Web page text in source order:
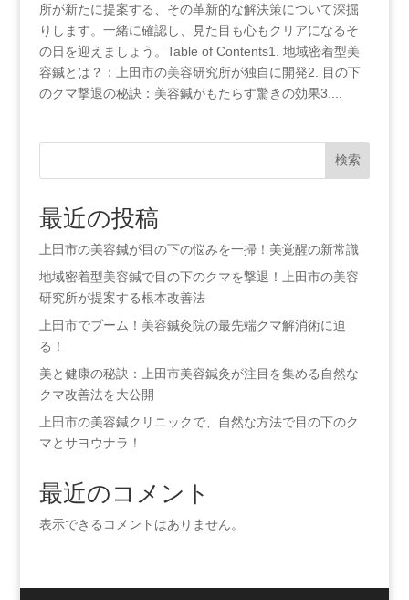
所が新たに提案する、その革新的な解決策について深掘
りします。一緒に確認し、見た目も心もクリアになるそ
の日を迎えましょう。Table of Contents1. 地域密着型美
容鍼とは？：上田市の美容研究所が独自に開発2. 目の下
のクマ撃退の秘訣：美容鍼がもたらす驚きの効果3....
検索
最近の投稿
上田市の美容鍼が目の下の悩みを一掃！美覚醒の新常識
地域密着型美容鍼で目の下のクマを撃退！上田市の美容
研究所が提案する根本改善法
上田市でブーム！美容鍼灸院の最先端クマ解消術に迫
る！
美と健康の秘訣：上田市美容鍼灸が注目を集める自然な
クマ改善法を大公開
上田市の美容鍼クリニックで、自然な方法で目の下のク
マとサヨウナラ！
最近のコメント
表示できるコメントはありません。